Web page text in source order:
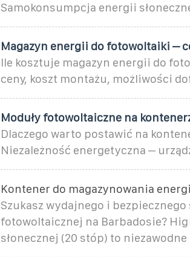
Samokonsumpcja energii
Magazyn energii do fotowoltaiki –
Ile kosztuje magazyn energii do
ceny, koszt montażu, możliwości
Moduły fotowoltaiczne na
Dlaczego warto postawić na
Niezależność energetyczna –
Kontener do magazynowania
Szukasz wydajnego i
fotowoltaicznej na Barbadosie?
słonecznej (20 stóp) to